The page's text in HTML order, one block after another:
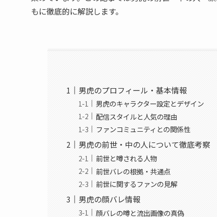
もに徹底的に解説します。
男虎のプロフィール・基本情報
男虎のキャラクター設定とデザイン
配信スタイルと人気の理由
ファンコミュニティとの関係性
男虎の前世・中の人について徹底考察
前世と噂される人物
前世バレの根拠・共通点
前世に関するファンの見解
男虎の顔バレ情報
顔バレの噂と流出画像の真偽